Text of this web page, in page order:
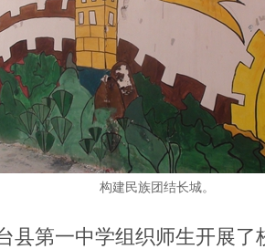
构建民族团结长城。
县第一中学组织师生开展了